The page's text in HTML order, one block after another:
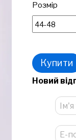
Розмір
Купити
Новий